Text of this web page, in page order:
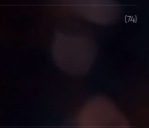
(74)